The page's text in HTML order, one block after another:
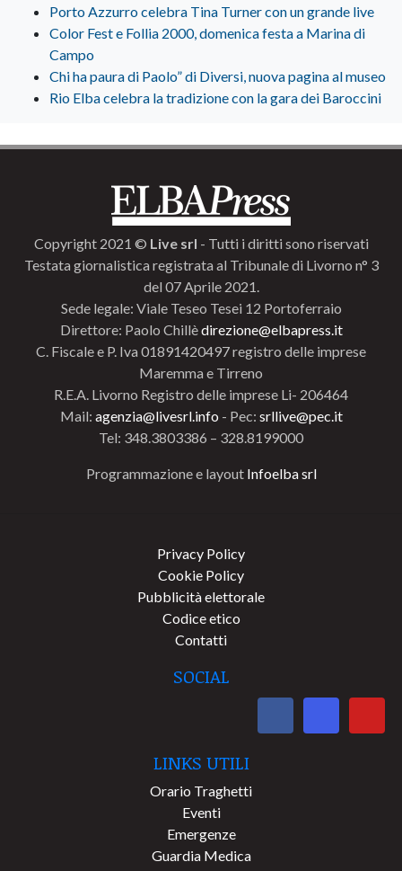
Porto Azzurro celebra Tina Turner con un grande live
Color Fest e Follia 2000, domenica festa a Marina di
Campo
Chi ha paura di Paolo” di Diversi, nuova pagina al museo
Rio Elba celebra la tradizione con la gara dei Baroccini
Copyright 2021 © Live srl - Tutti i diritti sono riservati
Testata giornalistica registrata al Tribunale di Livorno n° 3
del 07 Aprile 2021.
Sede legale: Viale Teseo Tesei 12 Portoferraio
Direttore: Paolo Chillèdirezione@elbapress.it
C. Fiscale e P. Iva 01891420497 registro delle imprese
Maremma e Tirreno
R.E.A. Livorno Registro delle imprese Li- 206464
Mail: agenzia@livesrl.info - Pec: srllive@pec.it
Tel: 348.3803386 – 328.8199000
Programmazione e layout Infoelba srl
Privacy Policy
Cookie Policy
Pubblicità elettorale
Codice etico
Contatti
SOCIAL
LINKS UTILI
Orario Traghetti
Eventi
Emergenze
Guardia Medica